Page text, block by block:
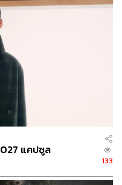
แคปซูล
133